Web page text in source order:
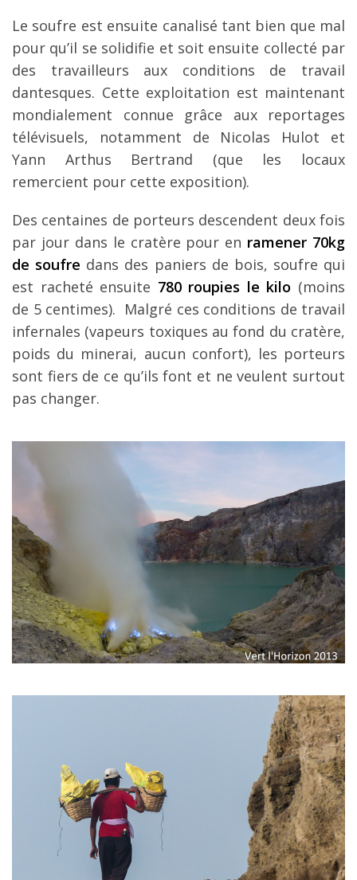
Le soufre est ensuite canalisé tant bien que mal
pour qu’il se solidifie et soit ensuite collecté par
des travailleurs aux conditions de travail
dantesques. Cette exploitation est maintenant
mondialement connue grâce aux reportages
télévisuels, notamment de Nicolas Hulot et
Yann Arthus Bertrand (que les locaux
remercient pour cette exposition).
Des centaines de porteurs descendent deux fois
par jour dans le cratère pour en ramener 70kg
de soufre dans des paniers de bois, soufre qui
est racheté ensuite 780 roupies le kilo (moins
de 5 centimes). Malgré ces conditions de travail
infernales (vapeurs toxiques au fond du cratère,
poids du minerai, aucun confort), les porteurs
sont fiers de ce qu’ils font et ne veulent surtout
pas changer.